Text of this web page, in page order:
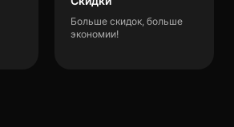
Больше скидок, больше
экономии!